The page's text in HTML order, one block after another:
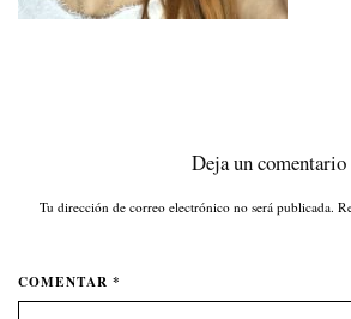
Deja un comentario
Tu dirección de correo electrónico no será publicada.
COMENTAR *